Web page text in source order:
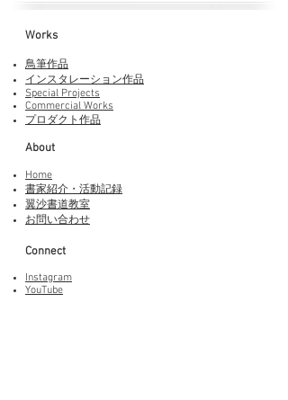
Works​
鳥筆作品
インスタレーション作品
Special Projects
Commercial Works
プロダクト作品
About
Home
書家紹介・活動記録
​翼沙書道教室
お問い合わせ
Connect
Instagram
YouTube